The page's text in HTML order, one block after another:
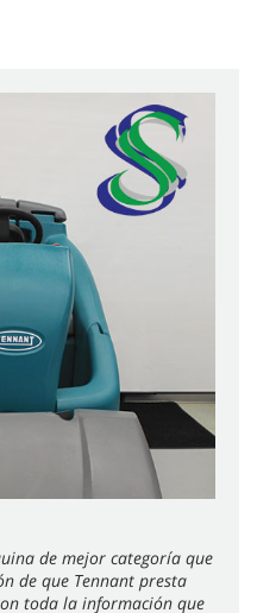
de mejor categoría que
de que Tennant presta
toda la información que